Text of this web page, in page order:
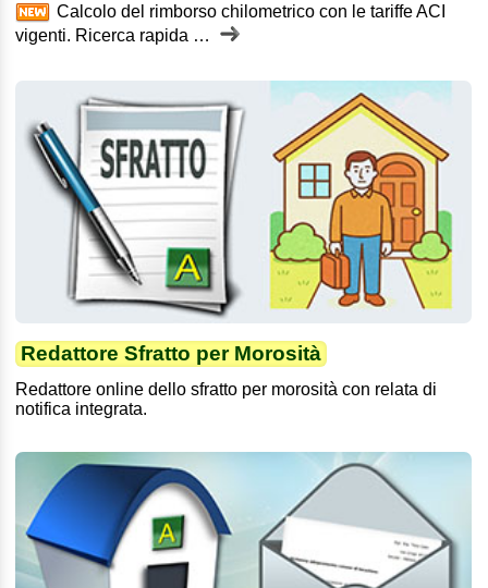
Calcolo del rimborso chilometrico con le tariffe ACI
vigenti. Ricerca rapida …
Redattore Sfratto per Morosità
Redattore online dello sfratto per morosità con relata di
notifica integrata.